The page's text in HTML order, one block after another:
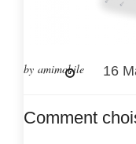
by amimobile 16
Comment